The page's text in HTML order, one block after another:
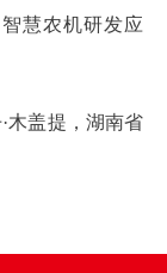
慧农机研发应
盖提，湖南省